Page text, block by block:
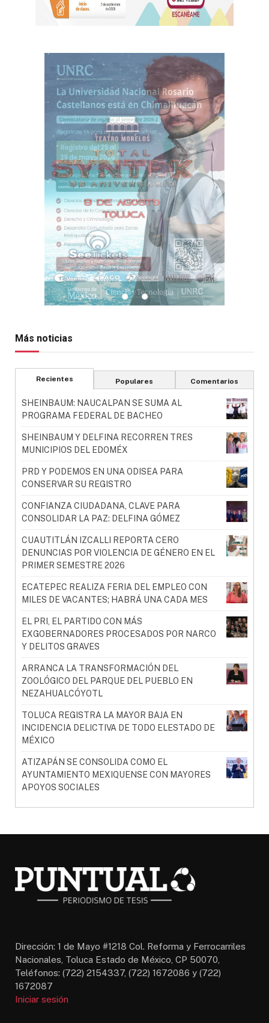
Más noticias
Recientes Populares Comentarios
SHEINBAUM: NAUCALPAN SE SUMA AL
PROGRAMA FEDERAL DE BACHEO
SHEINBAUM Y DELFINA RECORREN TRES
MUNICIPIOS DEL EDOMÉX
PRD Y PODEMOS EN UNA ODISEA PARA
CONSERVAR SU REGISTRO
CONFIANZA CIUDADANA, CLAVE PARA
CONSOLIDAR LA PAZ: DELFINA GÓMEZ
CUAUTITLÁN IZCALLI REPORTA CERO
DENUNCIAS POR VIOLENCIA DE GÉNERO EN EL
PRIMER SEMESTRE 2026
ECATEPEC REALIZA FERIA DEL EMPLEO CON
MILES DE VACANTES; HABRÁ UNA CADA MES
EL PRI, EL PARTIDO CON MÁS
EXGOBERNADORES PROCESADOS POR NARCO
Y DELITOS GRAVES
ARRANCA LA TRANSFORMACIÓN DEL
ZOOLÓGICO DEL PARQUE DEL PUEBLO EN
NEZAHUALCÓYOTL
TOLUCA REGISTRA LA MAYOR BAJA EN
INCIDENCIA DELICTIVA DE TODO ELESTADO DE
MÉXICO
ATIZAPÁN SE CONSOLIDA COMO EL
AYUNTAMIENTO MEXIQUENSE CON MAYORES
APOYOS SOCIALES
Dirección: 1 de Mayo #1218 Col. Reforma y Ferrocarriles
Nacionales, Toluca Estado de México, CP 50070,
Teléfonos: (722) 2154337, (722) 1672086 y (722)
1672087
Iniciar sesión